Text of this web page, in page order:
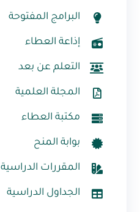
البرامج المفتوحة
إذاعة العطاء
التعلم عن بعد
المجلة العلمية
مكتبة العطاء
بوابة المنح
المقررات الدراسية
الجداول الدراسية